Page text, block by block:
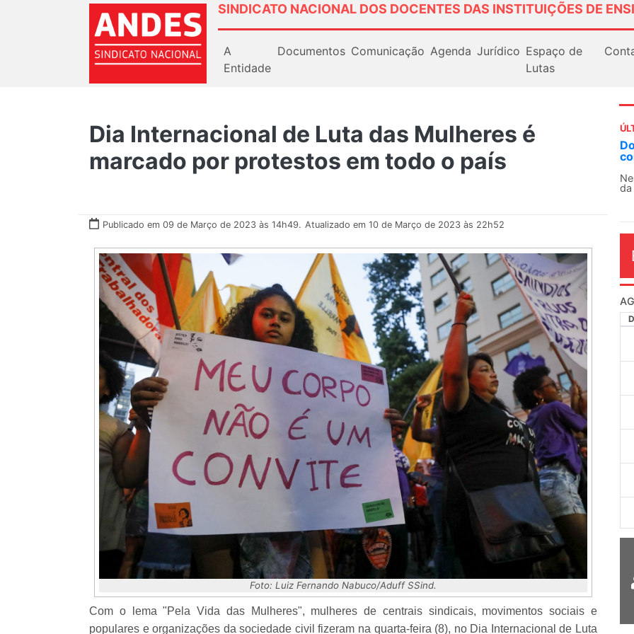
SINDICATO NACIONAL DOS DOCENTES DAS INSTITUIÇÕES DE
A
Entidade
Documentos Comunicação Agenda Jurídico Espaço de
Lutas
Dia Internacional de Luta das Mulheres é
marcado por protestos em todo o país
Publicado em 09 de Março de 2023 às 14h49. Atualizado em 10 de Março de 2023 às 22h52
Foto: Luiz Fernando Nabuco/Aduff SSind.
Com o lema "Pela Vida das Mulheres", mulheres de centrais sindicais, movimentos sociais e
populares e organizações da sociedade civil fizeram na quarta-feira (8), no Dia Internacional de Luta
O